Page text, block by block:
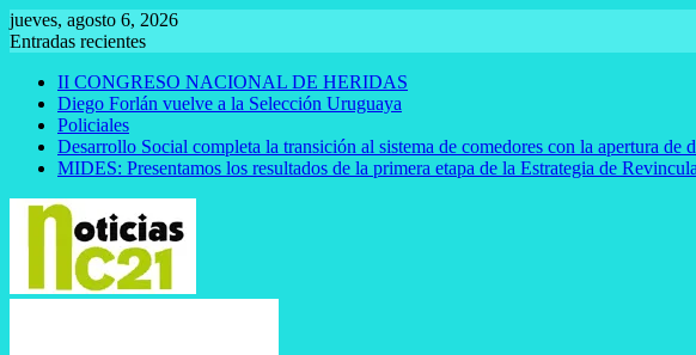
Saltar
al
jueves, agosto 6, 2026
Entradas recientes
II CONGRESO NACIONAL DE HERIDAS
Diego Forlán vuelve a la Selección Uruguaya
Policiales
Desarrollo Social completa la transición al sistema de comedores con la apertura de
MIDES: Presentamos los resultados de la primera etapa de la Estrategia de